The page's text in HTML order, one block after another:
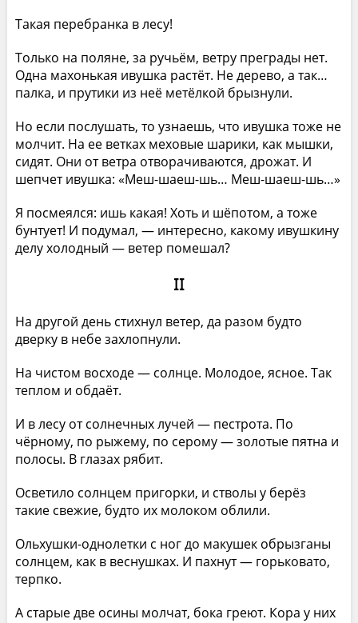
Такая перебранка в лесу!
Только на поляне, за ручьём, ветру преграды нет.
Одна махонькая ивушка растёт. Не дерево, а так…
палка, и прутики из неё метёлкой брызнули.
Но если послушать, то узнаешь, что ивушка тоже не
молчит. На ее ветках меховые шарики, как мышки,
сидят. Они от ветра отворачиваются, дрожат. И
шепчет ивушка: «Меш-шаеш-шь… Меш-шаеш-шь…»
Я посмеялся: ишь какая! Хоть и шёпотом, а тоже
бунтует! И подумал, — интересно, какому ивушкину
делу холодный — ветер помешал?
II
На другой день стихнул ветер, да разом будто
дверку в небе захлопнули.
На чистом восходе — солнце. Молодое, ясное. Так
теплом и обдаёт.
И в лесу от солнечных лучей — пестрота. По
чёрному, по рыжему, по серому — золотые пятна и
полосы. В глазах рябит.
Осветило солнцем пригорки, и стволы у берёз
такие свежие, будто их молоком облили.
Ольхушки-однолетки с ног до макушек обрызганы
солнцем, как в веснушках. И пахнут — горьковато,
терпко.
А старые две осины молчат, бока греют. Кора у них